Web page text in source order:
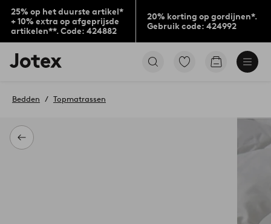
25% op het duurste artikel*
+ 10% extra op afgeprijsde
artikelen**. Code: 424882
20% korting op gordijnen*.
Gebruik code: 424992
Jotex
logo
to
home
page
Ga
Go
Terug
Bedden Topmatrassen